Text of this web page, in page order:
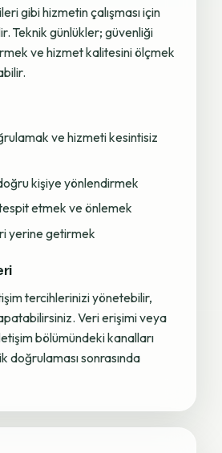
gibi hizmetin çalışması için
Teknik günlükler; güvenliği
ve hizmet kalitesini ölçmek
ve hizmeti kesintisiz
kişiye yönlendirmek
etmek ve önlemek
yerine getirmek
tercihlerinizi yönetebilir,
Veri erişimi veya
bölümündeki kanalları
doğrulaması sonrasında